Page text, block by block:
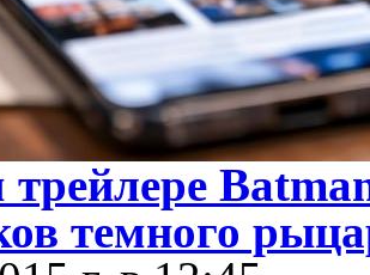
трейлере
темного